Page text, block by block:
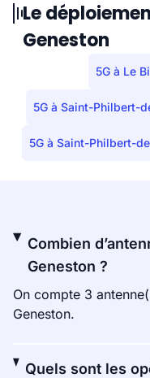
Le
Geneston
5G à Le
5G à Saint-Philbert-
5G à Saint-Philbert-
Combien
Geneston ?
On compte 3
Geneston.
Quels sont les